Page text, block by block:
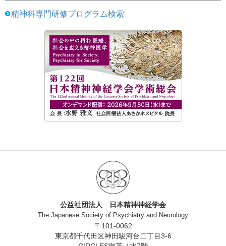
精神科専門研修プログラム検索
公益社団法人 日本精神神経学会
The Japanese Society of Psychiatry and Neurology
〒101-0062
東京都千代田区神田駿河台二丁目3-6